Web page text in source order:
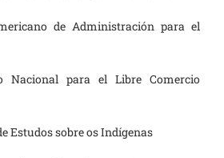
de Administración para el
Nacional para el Libre Comercio
Estudos sobre os Indígenas